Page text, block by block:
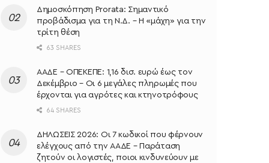
Δημοσκόπηση Prorata: Σημαντικό
προβάδισμα για τη Ν.Δ. – Η «μάχη» για την
τρίτη θέση
63 SHARES
ΑΑΔΕ – ΟΠΕΚΕΠΕ: 1,16 δισ. ευρώ έως τον
Δεκέμβριο – Οι 6 μεγάλες πληρωμές που
έρχονται για αγρότες και κτηνοτρόφους
64 SHARES
ΔΗΛΩΣΕΙΣ 2026: Οι 7 κωδικοί που φέρνουν
ελέγχους από την ΑΑΔΕ – Παράταση
ζητούν οι λογιστές, ποιοι κινδυνεύουν με